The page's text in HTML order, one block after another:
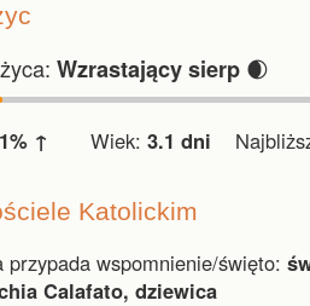
Wzrastający sierp 🌒
↑ Wiek: 3.1 dni
Katolickim
przypada wspomnienie/święto:
Calafato, dziewica